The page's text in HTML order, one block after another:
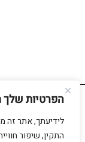
הפרטיות שלך
התקין, שיפור
כל